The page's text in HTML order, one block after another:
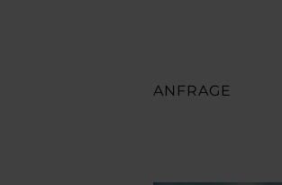
ANFRAGE